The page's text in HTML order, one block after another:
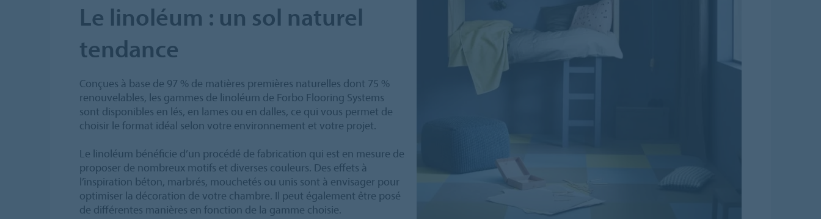
Le linoléum : un sol naturel
tendance
Conçues à base de 97 % de matières premières naturelles dont 75 %
renouvelables, les gammes de linoléum de Forbo Flooring Systems
sont disponibles en lés, en lames ou en dalles, ce qui vous permet de
choisir le format idéal selon votre environnement et votre projet.
Le linoléum bénéficie d’un procédé de fabrication qui est en mesure de
proposer de nombreux motifs et diverses couleurs. Des effets à
l’inspiration béton, marbrés, mouchetés ou unis sont à envisager pour
optimiser la décoration de votre chambre. Il peut également être posé
de différentes manières en fonction de la gamme choisie.